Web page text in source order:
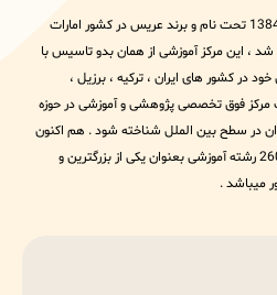
مرکز آموزش عالی عریس در سال 1384 تحت نام و برند عریس در کشور امارات
، این مرکز آموزشی از همان بدو تاسیس با
در کشور های ایران ، ترکیه ، برزیل ،
مرکز فوق تخصصی پژوهشی و آموزشی در حوزه
در سطح بین الملل شناخته شود . هم اکنون
این مجموعه با دارا بودن بیش از 260 رشته آموزشی بعنوان یکی از بزرگترین و
میباشد .